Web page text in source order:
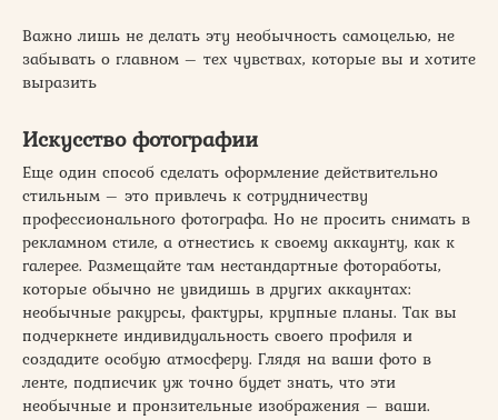
Важно лишь не делать эту необычность самоцелью, не
забывать о главном – тех чувствах, которые вы и хотите
выразить
Искусство фотографии
Еще один способ сделать оформление действительно
стильным – это привлечь к сотрудничеству
профессионального фотографа. Но не просить снимать в
рекламном стиле, а отнестись к своему аккаунту, как к
галерее. Размещайте там нестандартные фотоработы,
которые обычно не увидишь в других аккаунтах:
необычные ракурсы, фактуры, крупные планы. Так вы
подчеркнете индивидуальность своего профиля и
создадите особую атмосферу. Глядя на ваши фото в
ленте, подписчик уж точно будет знать, что эти
необычные и пронзительные изображения – ваши.